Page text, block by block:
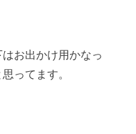
お出かけ用かなっ
ってます。